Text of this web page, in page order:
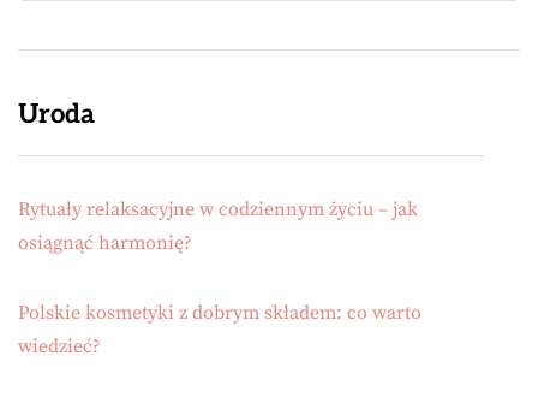
Uroda
Rytuały relaksacyjne w codziennym życiu – jak
osiągnąć harmonię?
Polskie kosmetyki z dobrym składem: co warto
wiedzieć?